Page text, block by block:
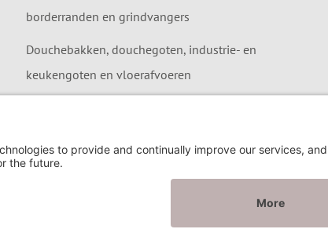
borderranden en grindvangers
Douchebakken, douchegoten, industrie- en
keukengoten en vloerafvoeren